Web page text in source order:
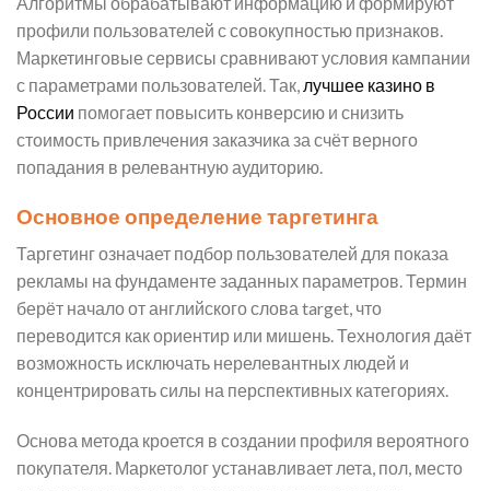
профили пользователей с совокупностью признаков.
Маркетинговые сервисы сравнивают условия кампании
с параметрами пользователей. Так, лучшее казино в
России помогает повысить конверсию и снизить
стоимость привлечения заказчика за счёт верного
попадания в релевантную аудиторию.
Основное определение таргетинга
Таргетинг означает подбор пользователей для показа
рекламы на фундаменте заданных параметров. Термин
берёт начало от английского слова target, что
переводится как ориентир или мишень. Технология даёт
возможность исключать нерелевантных людей и
концентрировать силы на перспективных категориях.
Основа метода кроется в создании профиля вероятного
покупателя. Маркетолог устанавливает лета, пол, место